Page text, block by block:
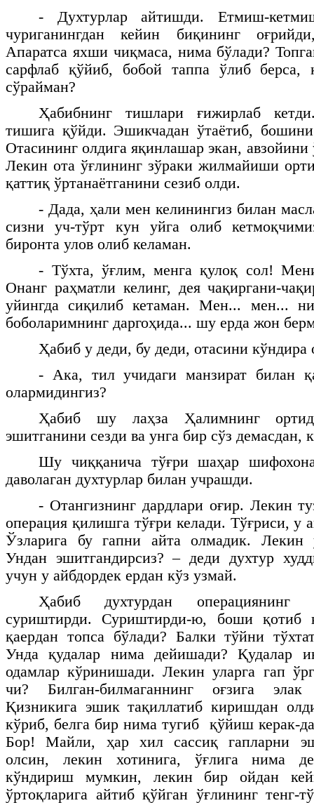
- Духтурлар айтишди. Етмиш-
чуриганингдан кейин биқининг
Апаратса яхши чиқмаса, нима бўлади?
сарфлаб қўйиб, бобой таппа ўлиб
сўрайман?
Ҳабибнинг тишлари ғижирлаб
тишига қўйди. Эшикчадан ўтаётиб,
Отасининг олдига яқинлашар экан,
Лекин ота ўғлининг зўраки жилмайиши
қаттиқ ўртанаётганини сезиб олди.
- Дада, ҳали мен келинингиз билан
сизни уч-тўрт кун уйга олиб
биронта улов олиб келаман.
- Тўхта, ўғлим, менга қулоқ сол!
Онанг раҳматли келинг, дея чақиргани-
уйингда сиқилиб кетаман. Мен... мен...
боболаримнинг даргоҳида... шу ерда жон
Ҳабиб у деди, бу деди, отасини кўндира
- Ака, тил учидаги манзират билан
олармидингиз?
Ҳабиб шу лаҳза Ҳалимнинг
эшитганини сезди ва унга бир сўз демасдан,
Шу чиққанича тўғри шаҳар
даволаган духтурлар билан учрашди.
- Отангизнинг дардлари оғир. Лекин
операция қилишга тўғри келади. Тўғриси, у
Ўзларига бу гапни айта олмадик. Лекин
Ундан эшитгандирсиз? – деди духтур
учун у айбдордек ердан кўз узмай.
Ҳабиб духтурдан операциянинг
суриштирди. Суриштирди-ю, боши қотиб
қаердан топса бўлади? Балки тўйни
Унда қудалар нима дейишади? Қудалар
одамлар кўринишади. Лекин уларга гап
чи? Билган-билмаганнинг оғзига
Қизникига эшик тақиллатиб киришдан
кўриб, белга бир нима тугиб қўйиш керак-
Бор! Майли, ҳар хил сассиқ гапларни
олсин, лекин хотинига, ўғлига нима
кўндириш мумкин, лекин бир ойдан
ўртоқларига айтиб қўйган ўғлининг тенг-